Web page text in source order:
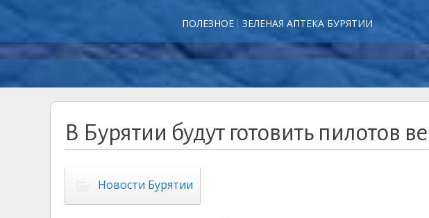
ПОЛЕЗНОЕ ЗЕЛЕНАЯ АПТЕКА БУРЯТИИ
В Бурятии будут готовить пилотов
Новости Бурятии